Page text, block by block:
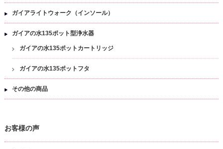
ガイアライトウォーク（インソール）
ガイアの水135ポット型浄水器
ガイアの水135ポットカートリッジ
ガイアの水135ポットフタ
その他の商品
お客様の声